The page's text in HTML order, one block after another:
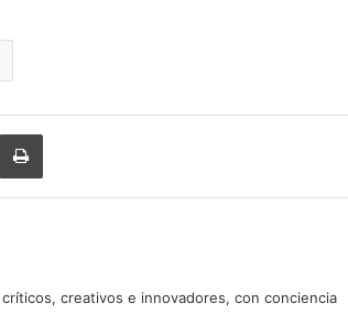
via Email Print
creativos e innovadores, con conciencia